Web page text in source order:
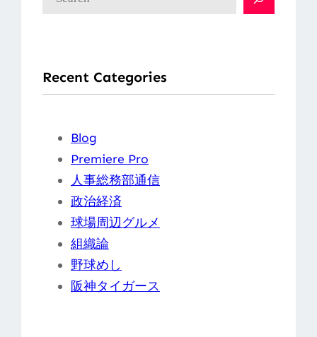
Recent Categories
Blog
Premiere Pro
人事総務部通信
政治経済
球場周辺グルメ
組織論
野球めし
阪神タイガース